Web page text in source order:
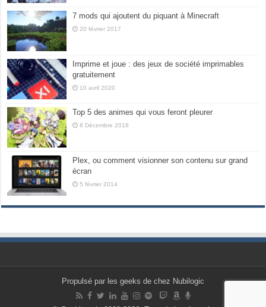
7 mods qui ajoutent du piquant à Minecraft
20 février 2017
Imprime et joue : des jeux de société imprimables
gratuitement
10 avril 2020
Top 5 des animes qui vous feront pleurer
8 Décembre 2018
Plex, ou comment visionner son contenu sur grand
écran
5 février 2014
Propulsé par les geeks de chez Nubilogic